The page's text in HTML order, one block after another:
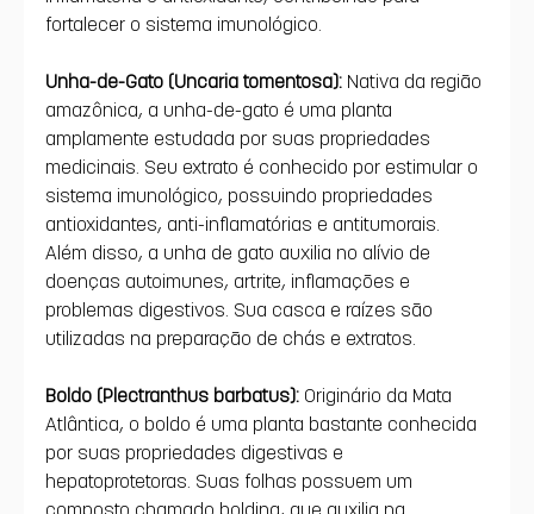
fortalecer o sistema imunológico.
Unha-de-Gato (Uncaria tomentosa): Nativa da região
amazônica, a unha-de-gato é uma planta
amplamente estudada por suas propriedades
medicinais. Seu extrato é conhecido por estimular o
sistema imunológico, possuindo propriedades
antioxidantes, anti-inflamatórias e antitumorais.
Além disso, a unha de gato auxilia no alívio de
doenças autoimunes, artrite, inflamações e
problemas digestivos. Sua casca e raízes são
utilizadas na preparação de chás e extratos.
Boldo (Plectranthus barbatus): Originário da Mata
Atlântica, o boldo é uma planta bastante conhecida
por suas propriedades digestivas e
hepatoprotetoras. Suas folhas possuem um
composto chamado boldina, que auxilia na